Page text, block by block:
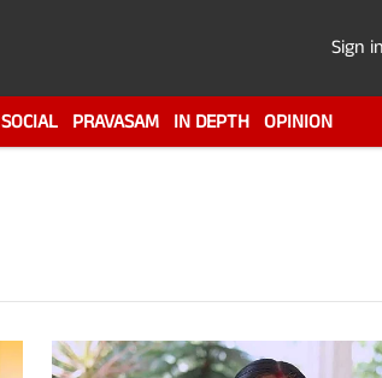
Sign in
SOCIAL PRAVASAM IN DEPTH OPINION